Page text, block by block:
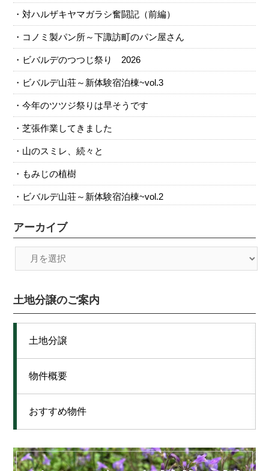
対ハルザキヤマガラシ奮闘記（前編）
コノミ製パン所～下諏訪町のパン屋さん
ビバルデのつつじ祭り 2026
ビバルデ山荘～新体験宿泊棟~vol.3
今年のツツジ祭りは早そうです
芝張作業してきました
山のスミレ、続々と
もみじの植樹
ビバルデ山荘～新体験宿泊棟~vol.2
アーカイブ
土地分譲のご案内
土地分譲
物件概要
おすすめ物件